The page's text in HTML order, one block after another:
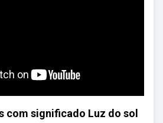
com significado Luz do sol